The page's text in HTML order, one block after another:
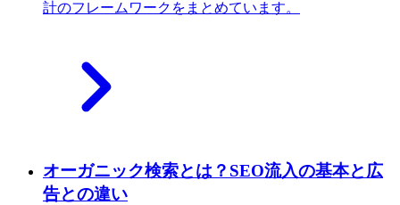
計のフレームワークをまとめています。
オーガニック検索とは？SEO流入の基本と広
告との違い